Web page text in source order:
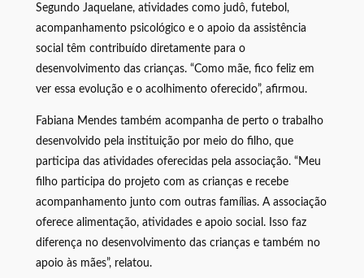
Segundo Jaquelane, atividades como judô, futebol,
acompanhamento psicológico e o apoio da assistência
social têm contribuído diretamente para o
desenvolvimento das crianças. “Como mãe, fico feliz em
ver essa evolução e o acolhimento oferecido”, afirmou.
Fabiana Mendes também acompanha de perto o trabalho
desenvolvido pela instituição por meio do filho, que
participa das atividades oferecidas pela associação. “Meu
filho participa do projeto com as crianças e recebe
acompanhamento junto com outras famílias. A associação
oferece alimentação, atividades e apoio social. Isso faz
diferença no desenvolvimento das crianças e também no
apoio às mães”, relatou.